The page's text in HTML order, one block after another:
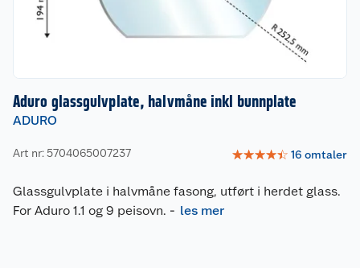
Aduro glassgulvplate, halvmåne inkl bunnplate
ADURO
Art nr: 5704065007237 ☆☆☆☆☆ 16 omtaler
Glassgulvplate i halvmåne fasong, utført i herdet glass.
For Aduro 1.1 og 9 peisovn. - les mer